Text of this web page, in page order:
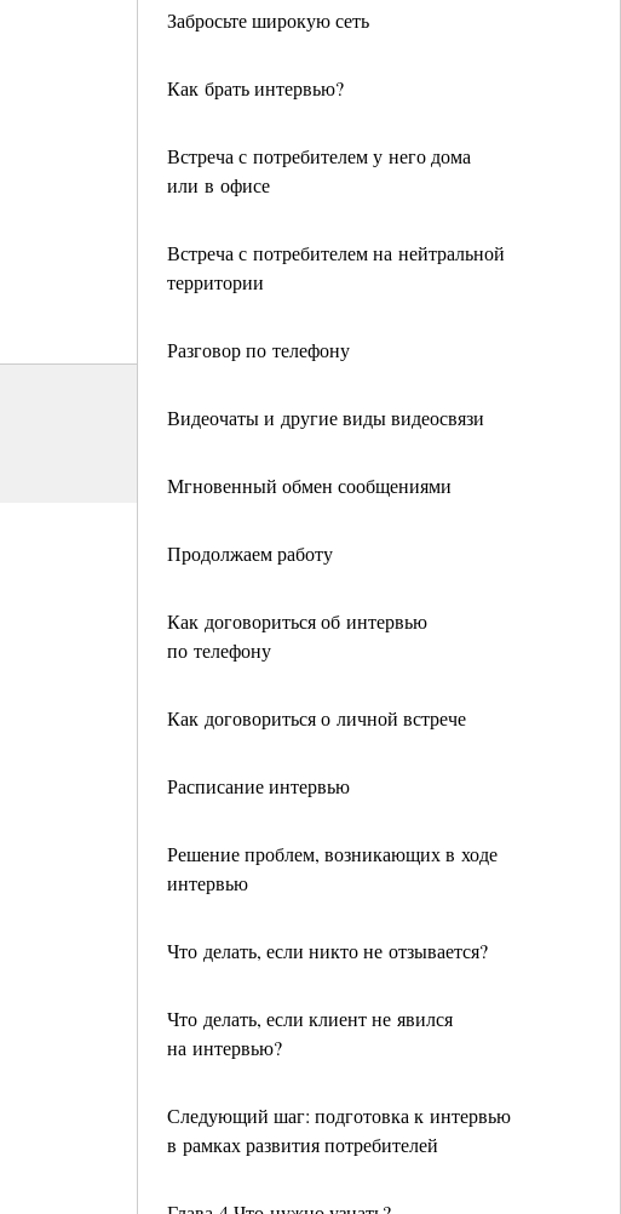
Забросьте широкую сеть
Как брать интервью?
Встреча с потребителем у него дома
или в офисе
Встреча с потребителем на нейтральной
территории
Разговор по телефону
Видеочаты и другие виды видеосвязи
Мгновенный обмен сообщениями
Продолжаем работу
Как договориться об интервью
по телефону
Как договориться о личной встрече
Расписание интервью
Решение проблем, возникающих в ходе
интервью
Что делать, если никто не отзывается?
Что делать, если клиент не явился
на интервью?
Следующий шаг: подготовка к интервью
в рамках развития потребителей